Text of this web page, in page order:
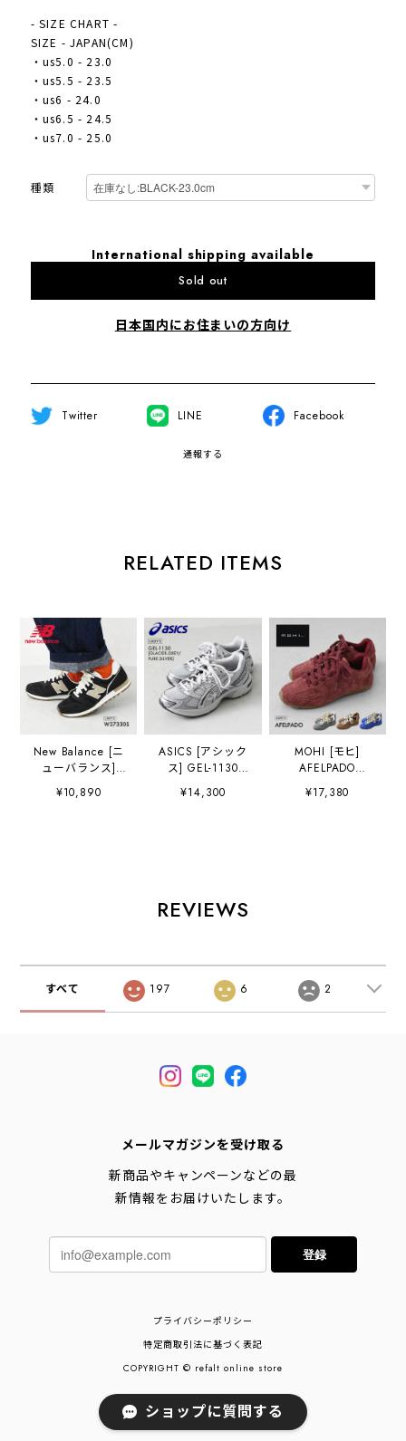
- SIZE CHART -
SIZE - JAPAN(CM)
・us5.0 - 23.0
・us5.5 - 23.5
・us6 - 24.0
・us6.5 - 24.5
・us7.0 - 25.0
種類
International shipping available
Sold out
日本国内にお住まいの方向け
Twitter LINE Facebook
通報する
RELATED ITEMS
New Balance [ニ
ューバランス]
W37330S
[W37330S] レデ
[2026AW]
¥10,890
ASICS [アシック
ス] GEL-1130
GLACIER.GREY/P
URE.SILVER
ス・MEN'S /
LADY'S
¥14,300
MOHI [モヒ]
AFELPADO
[AB713-11-AF] ス
ニーカー・カラフ
¥17,380
REVIEWS
すべて 197 6 2
メールマガジンを受け取る
新商品やキャンペーンなどの最
新情報をお届けいたします。
登録
プライバシーポリシー
特定商取引法に基づく表記
COPYRIGHT © refalt online store
ショップに質問する